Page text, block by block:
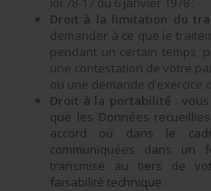
Droit à la limitation du
demander à ce que le
pendant un certain temps,
une contestation de votre
ou une demande d’exercice
Droit à la portabilité :
que les Données
accord ou dans le
communiquées dans un
transmise au tiers de
faisabilité technique.